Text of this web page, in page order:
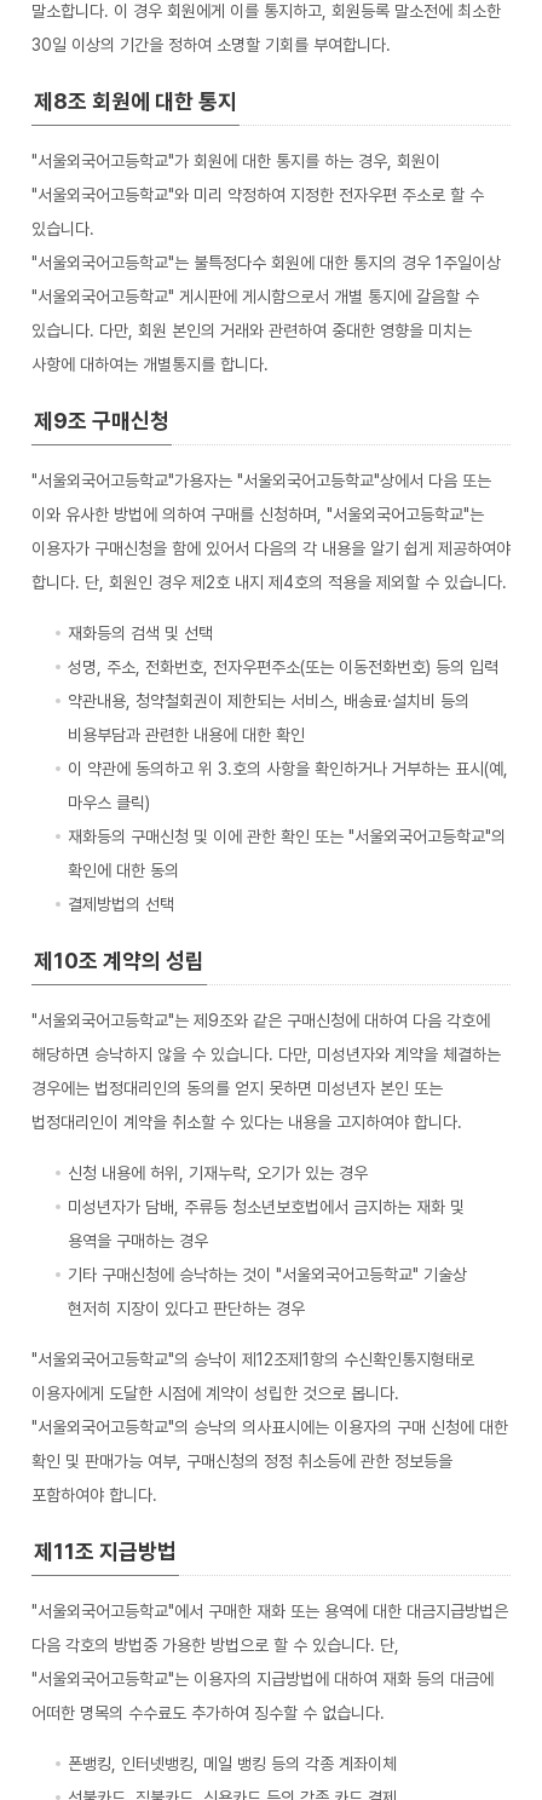
말소합니다. 이 경우 회원에게 이를 통지하고, 회원등록 말소전에 최소한
30일 이상의 기간을 정하여 소명할 기회를 부여합니다.
제8조 회원에 대한 통지
"서울외국어고등학교"가 회원에 대한 통지를 하는 경우, 회원이
"서울외국어고등학교"와 미리 약정하여 지정한 전자우편 주소로 할 수
있습니다.
"서울외국어고등학교"는 불특정다수 회원에 대한 통지의 경우 1주일이상
"서울외국어고등학교" 게시판에 게시함으로서 개별 통지에 갈음할 수
있습니다. 다만, 회원 본인의 거래와 관련하여 중대한 영향을 미치는
사항에 대하여는 개별통지를 합니다.
제9조 구매신청
"서울외국어고등학교"가용자는 "서울외국어고등학교"상에서 다음 또는
이와 유사한 방법에 의하여 구매를 신청하며, "서울외국어고등학교"는
이용자가 구매신청을 함에 있어서 다음의 각 내용을 알기 쉽게 제공하여야
합니다. 단, 회원인 경우 제2호 내지 제4호의 적용을 제외할 수 있습니다.
재화등의 검색 및 선택
성명, 주소, 전화번호, 전자우편주소(또는 이동전화번호) 등의 입력
약관내용, 청약철회권이 제한되는 서비스, 배송료·설치비 등의
비용부담과 관련한 내용에 대한 확인
이 약관에 동의하고 위 3.호의 사항을 확인하거나 거부하는 표시(예,
마우스 클릭)
재화등의 구매신청 및 이에 관한 확인 또는 "서울외국어고등학교"의
확인에 대한 동의
결제방법의 선택
제10조 계약의 성립
"서울외국어고등학교"는 제9조와 같은 구매신청에 대하여 다음 각호에
해당하면 승낙하지 않을 수 있습니다. 다만, 미성년자와 계약을 체결하는
경우에는 법정대리인의 동의를 얻지 못하면 미성년자 본인 또는
법정대리인이 계약을 취소할 수 있다는 내용을 고지하여야 합니다.
신청 내용에 허위, 기재누락, 오기가 있는 경우
미성년자가 담배, 주류등 청소년보호법에서 금지하는 재화 및
용역을 구매하는 경우
기타 구매신청에 승낙하는 것이 "서울외국어고등학교" 기술상
현저히 지장이 있다고 판단하는 경우
"서울외국어고등학교"의 승낙이 제12조제1항의 수신확인통지형태로
이용자에게 도달한 시점에 계약이 성립한 것으로 봅니다.
"서울외국어고등학교"의 승낙의 의사표시에는 이용자의 구매 신청에 대한
확인 및 판매가능 여부, 구매신청의 정정 취소등에 관한 정보등을
포함하여야 합니다.
제11조 지급방법
"서울외국어고등학교"에서 구매한 재화 또는 용역에 대한 대금지급방법은
다음 각호의 방법중 가용한 방법으로 할 수 있습니다. 단,
"서울외국어고등학교"는 이용자의 지급방법에 대하여 재화 등의 대금에
어떠한 명목의 수수료도 추가하여 징수할 수 없습니다.
폰뱅킹, 인터넷뱅킹, 메일 뱅킹 등의 각종 계좌이체